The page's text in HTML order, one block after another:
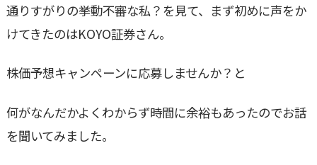
通りすがりの挙動不審な私？を見て、まず初めに声をか
けてきたのはKOYO証券さん。
株価予想キャンペーンに応募しませんか？と
何がなんだかよくわからず時間に余裕もあったのでお話
を聞いてみました。